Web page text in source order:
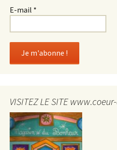
E-mail *
VISITEZ LE SITE